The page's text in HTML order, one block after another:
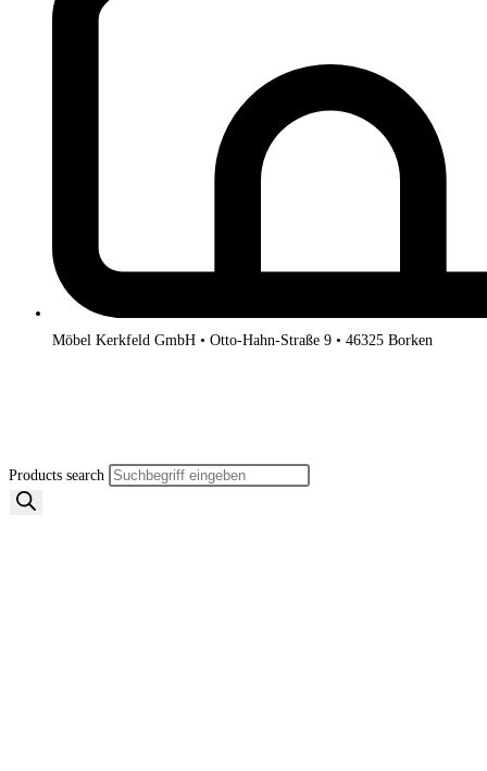
Möbel Kerkfeld GmbH • Otto-Hahn-Straße 9 • 46325 Borken
Products search